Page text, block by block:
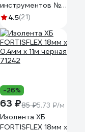
инструментов №3
SHTOK 07203
4.5(21)
-26%
63 ₽85 ₽5.73 ₽/м
Изолента ХБ
FORTISFLEX 18мм х